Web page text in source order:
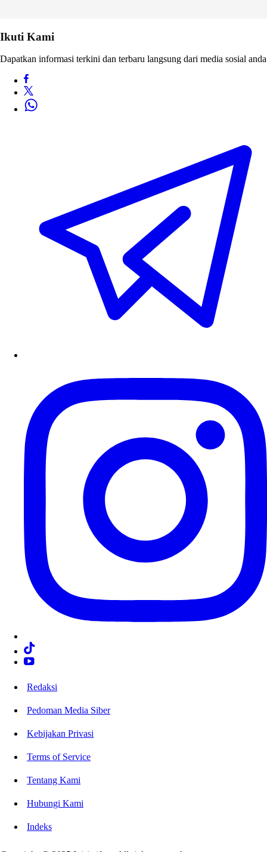
Ikuti Kami
Dapatkan informasi terkini dan terbaru langsung dari media sosial anda
Redaksi
Pedoman Media Siber
Kebijakan Privasi
Terms of Service
Tentang Kami
Hubungi Kami
Indeks